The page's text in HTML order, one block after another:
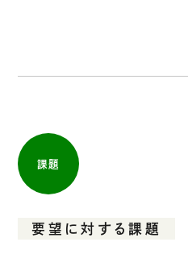
課題
要望に対する課題